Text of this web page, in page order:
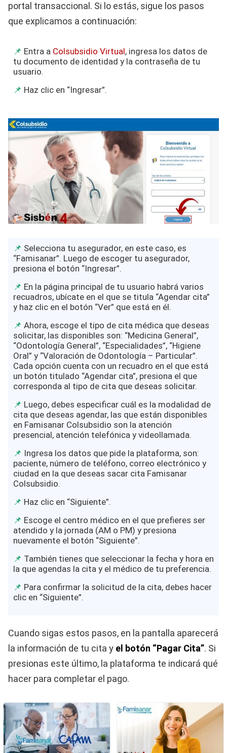
portal transaccional. Si lo estás, sigue los pasos
que explicamos a continuación:
Entra a Colsubsidio Virtual, ingresa los datos de
tu documento de identidad y la contraseña de tu
usuario.
Haz clic en “Ingresar”.
Selecciona tu asegurador, en este caso, es
“Famisanar”. Luego de escoger tu asegurador,
presiona el botón “Ingresar”.
En la página principal de tu usuario habrá varios
recuadros, ubícate en el que se titula “Agendar cita”
y haz clic en el botón “Ver” que está en él.
Ahora, escoge el tipo de cita médica que deseas
solicitar, las disponibles son: “Medicina General”,
“Odontología General”, “Especialidades”, “Higiene
Oral” y “Valoración de Odontología – Particular”.
Cada opción cuenta con un recuadro en el que está
un botón titulado “Agendar cita”, presiona el que
corresponda al tipo de cita que deseas solicitar.
Luego, debes especificar cuál es la modalidad de
cita que deseas agendar, las que están disponibles
en Famisanar Colsubsidio son la atención
presencial, atención telefónica y videollamada.
Ingresa los datos que pide la plataforma, son:
paciente, número de teléfono, correo electrónico y
ciudad en la que deseas sacar cita Famisanar
Colsubsidio.
Haz clic en “Siguiente”.
Escoge el centro médico en el que prefieres ser
atendido y la jornada (AM o PM) y presiona
nuevamente el botón “Siguiente”.
También tienes que seleccionar la fecha y hora en
la que agendas la cita y el médico de tu preferencia.
Para confirmar la solicitud de la cita, debes hacer
clic en “Siguiente”.
Cuando sigas estos pasos, en la pantalla aparecerá
la información de tu cita y el botón “Pagar Cita”. Si
presionas este último, la plataforma te indicará qué
hacer para completar el pago.